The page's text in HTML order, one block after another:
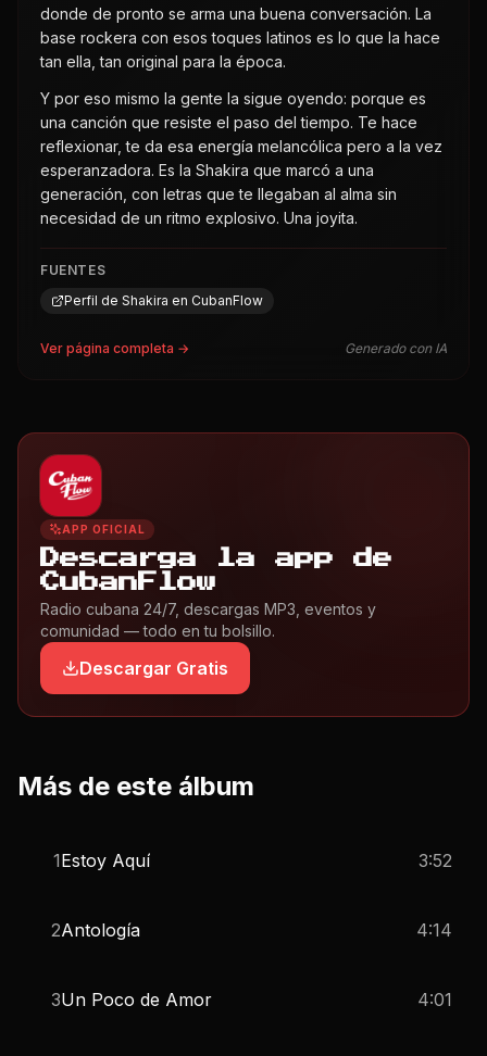
donde de pronto se arma una buena conversación. La
base rockera con esos toques latinos es lo que la hace
tan ella, tan original para la época.
Y por eso mismo la gente la sigue oyendo: porque es
una canción que resiste el paso del tiempo. Te hace
reflexionar, te da esa energía melancólica pero a la vez
esperanzadora. Es la Shakira que marcó a una
generación, con letras que te llegaban al alma sin
necesidad de un ritmo explosivo. Una joyita.
FUENTES
Perfil de Shakira en CubanFlow
Ver página completa → Generado con IA
APP OFICIAL
Descarga la app de
CubanFlow
Radio cubana 24/7, descargas MP3, eventos y
comunidad — todo en tu bolsillo.
Descargar Gratis
Más de este álbum
1Estoy Aquí 3:52
2Antología 4:14
3Un Poco de Amor 4:01